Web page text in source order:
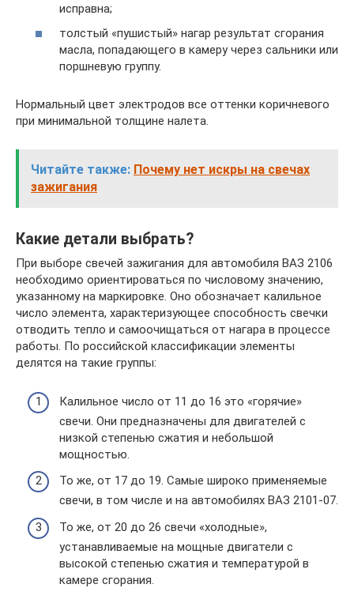
исправна;
толстый «пушистый» нагар результат сгорания
масла, попадающего в камеру через сальники или
поршневую группу.
Нормальный цвет электродов все оттенки коричневого
при минимальной толщине налета.
Читайте также: Почему нет искры на свечах
зажигания
Какие детали выбрать?
При выборе свечей зажигания для автомобиля ВАЗ 2106
необходимо ориентироваться по числовому значению,
указанному на маркировке. Оно обозначает калильное
число элемента, характеризующее способность свечки
отводить тепло и самоочищаться от нагара в процессе
работы. По российской классификации элементы
делятся на такие группы:
Калильное число от 11 до 16 это «горячие»
свечи. Они предназначены для двигателей с
низкой степенью сжатия и небольшой
мощностью.
То же, от 17 до 19. Самые широко применяемые
свечи, в том числе и на автомобилях ВАЗ 2101-07.
То же, от 20 до 26 свечи «холодные»,
устанавливаемые на мощные двигатели с
высокой степенью сжатия и температурой в
камере сгорания.